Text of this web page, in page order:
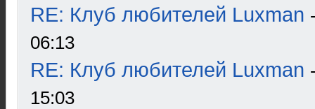
RE: Клуб любителей Luxman
06:13
RE: Клуб любителей Luxman
15:03